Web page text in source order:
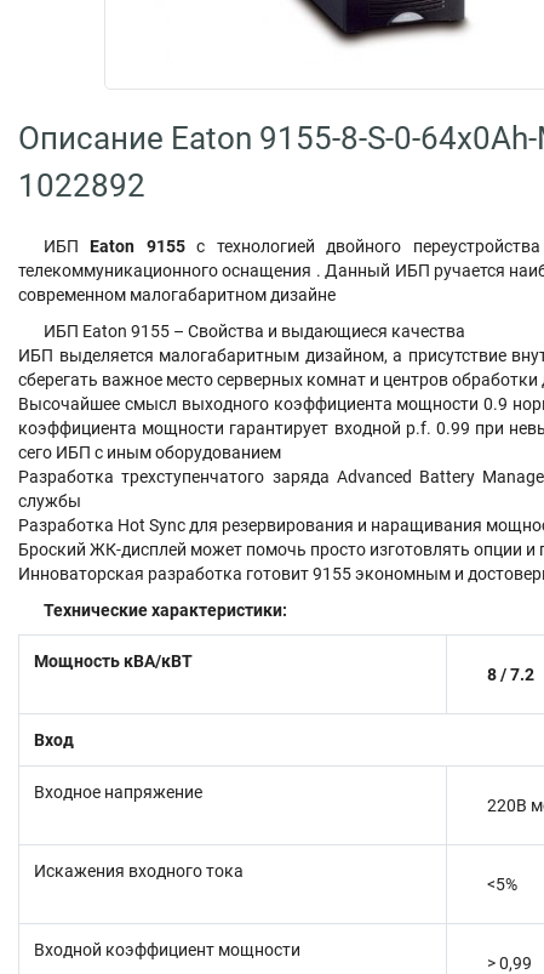
Описание Eaton 9155-8-S-0-
1022892
ИБПEaton 9155с технологией двойного
телекоммуникационного оснащения . Данный ИБП ручается
современном малогабаритном дизайне
ИБП Eaton 9155 – Свойства и выдающиеся качества
ИБП выделяется малогабаритным дизайном, а присутствие
сберегать важное место серверных комнат и центров
Высочайшее смысл выходного коэффициента мощности 0.9
коэффициента мощности гарантирует входной p.f. 0.99 при
сего ИБП с иным оборудованием
Разработка трехступенчатого заряда Advanced Battery
службы
Разработка Hot Sync для резервирования и наращивания
Броский ЖК-дисплей может помочь просто изготовлять опции и
Инноваторская разработка готовит 9155 экономным и
Технические характеристики:
Мощность кВА/кВТ
8 / 7.2
Вход
Входное напряжение
220В
Искажения входного тока
<5%
Входной коэффициент мощности
> 0,99